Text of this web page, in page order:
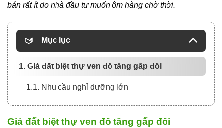
bán rất ít do nhà đầu tư muốn ôm hàng chờ thời.
Mục lục
1. Giá đất biệt thự ven đô tăng gấp đôi
1.1. Nhu cầu nghỉ dưỡng lớn
Giá đất biệt thự ven đô tăng gấp đôi